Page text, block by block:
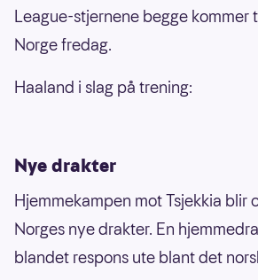
League-stjernene begge kommer
Norge fredag.
Haaland i slag på trening:
Nye drakter
Hjemmekampen mot Tsjekkia blir
Norges nye drakter. En
blandet respons ute blant det